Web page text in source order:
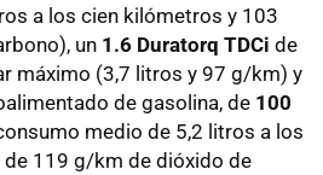
a los cien kilómetros y 103
un 1.6 Duratorq TDCi de
máximo (3,7 litros y 97 g/km) y
de gasolina, de 100
medio de 5,2 litros a los
de 119 g/km de dióxido de